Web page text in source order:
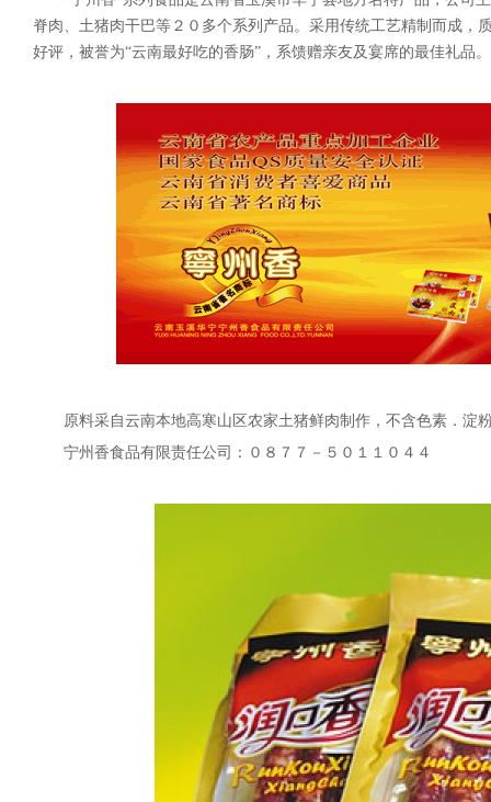
脊肉、土猪肉干巴等２０多个系列产品。采用传统工艺精制而成，
好评，被誉为“云南最好吃的香肠”，系馈赠亲友及宴席的最佳礼品。
原料采自云南本地高寒山区农家土猪鲜肉制作，不含色素．淀
宁州香食品有限责任公司：０８７７－５０１１０４４